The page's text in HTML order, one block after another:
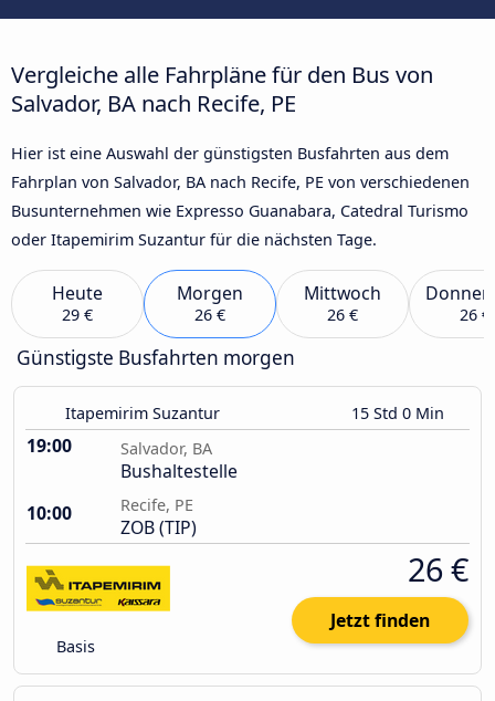
Vergleiche alle Fahrpläne für den Bus von
Salvador, BA nach Recife, PE
Hier ist eine Auswahl der günstigsten Busfahrten aus dem
Fahrplan von Salvador, BA nach Recife, PE von verschiedenen
Busunternehmen wie Expresso Guanabara, Catedral Turismo
oder Itapemirim Suzantur für die nächsten Tage.
Heute
29 €
Morgen
26 €
Mittwoch
26 € 26 €
Günstigste Busfahrten morgen
Itapemirim Suzantur 15 Std 0 Min
19:00 Salvador, BA
Bushaltestelle
10:00
Recife, PE
ZOB (TIP)
Basis
26 €
Jetzt finden